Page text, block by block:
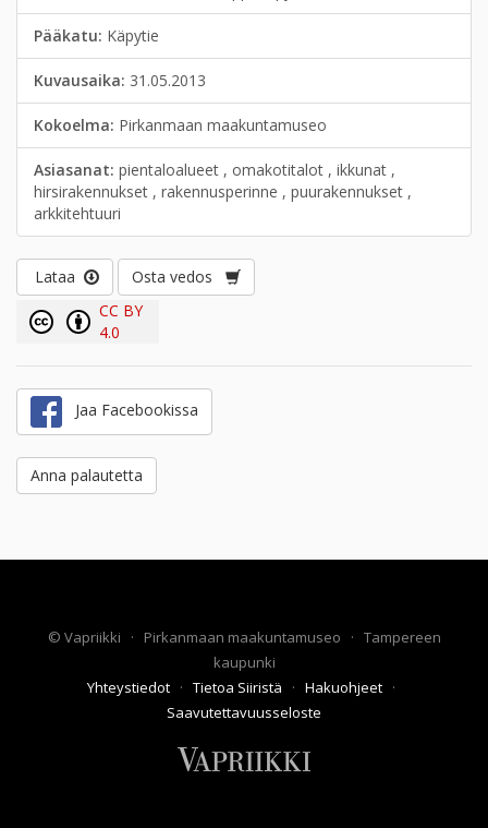
Pääkatu: Käpytie
Kuvausaika: 31.05.2013
Kokoelma: Pirkanmaan maakuntamuseo
Asiasanat: pientaloalueet , omakotitalot , ikkunat ,
hirsirakennukset , rakennusperinne , puurakennukset ,
arkkitehtuuri
Lataa
Osta vedos
CC BY
4.0
Jaa Facebookissa
Anna palautetta
© Vapriikki · Pirkanmaan maakuntamuseo · Tampereen
kaupunki
Yhteystiedot · Tietoa Siiristä · Hakuohjeet ·
Saavutettavuusseloste